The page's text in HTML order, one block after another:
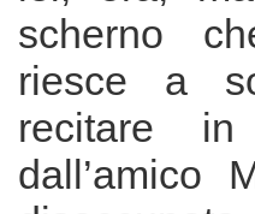
scherno
riesce a
recitare
dall’amico